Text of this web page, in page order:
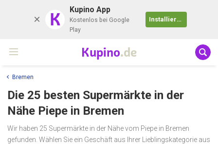
K Kupino App
Kostenlos bei Google
Play
Installieren
Kupino.de
Bremen
Die 25 besten Supermärkte in der
Nähe Piepe in Bremen
Wir haben 25 Supermärkte in der Nähe vom Piepe in Bremen
gefunden. Wählen Sie ein Geschäft aus Ihrer Lieblingskategorie aus